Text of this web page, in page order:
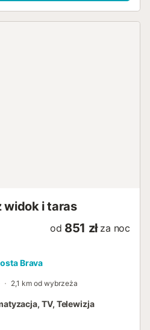
widok i taras
od 851 zł za noc
Brava
2,1 km od wybrzeża
TV, Telewizja